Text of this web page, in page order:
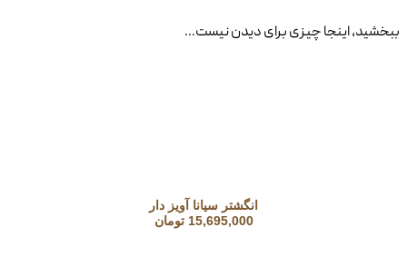
ببخشید، اینجا چیزی برای دیدن نیست...
انگشتر سیانا آویز دار
15,695,000 تومان